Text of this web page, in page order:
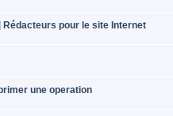
Rédacteurs pour le site Internet
une operation